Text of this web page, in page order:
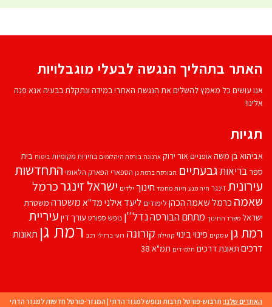
האתר בתהליך הנגשה לבעלי מוגבלויות
אנו עושים כל מאמץ להשלים את הנגשת האתר! במידה ונתקלת בבעיה אנא פנה
אלינו!
תגיות
אביהוא בן משהאופניים אור ירוק ארנונה בורסת היהלומים בחירות מקומיות ביטוח בית
ספרבריאותגבעתיים הבורסה ברמת גן הספארי הפארק הלאומי התחדשות
עירוניתזינגר חיה מנע חיות מחמד חינוך ילדים ישראל זינגרכרמל
שאמה כרמל שאמה הכהן לימודים ליעד אילנימד''אמשטרה משטרת
ישראל משרד החינוך מתחם הבורסהנדל''ן נופש ספורט עורך דין עיריית
רמת גן עסקים פינוי בינוי קהילה קורונה רועי ברזילי רכב רמת גן תאונות
דרכים תאונת דרכים תלמידים תמ"א 38
האתרים שלנו: תרבוש-פורטל תרבות ונופש למגזר הדתי | המגזר-פורטל חדשות למגזר הדתי